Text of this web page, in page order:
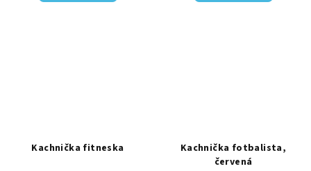
Kachnička fitneska
Kachnička fotbalista,
červená